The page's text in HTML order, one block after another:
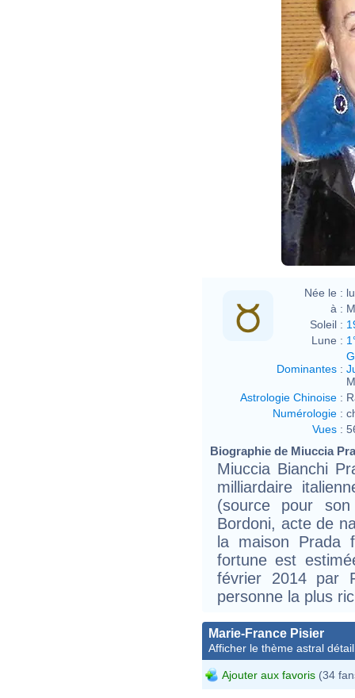
Née le :
à :
Soleil :
Lune :
Dominantes :
Astrologie Chinoise :
Numérologie :
Vues :
Biographie de Miuccia
Miuccia Bianchi
milliardaire
(source pour
Bordoni, acte de
la maison Prada
fortune est
février 2014 par
personne la plus
Marie-France Pisier
Afficher le thème astral
Ajouter aux favoris (34